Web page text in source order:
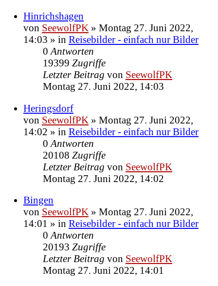
Hinrichshagen
von SeewolfPK » Montag 27. Juni 2022,
14:03 » in Reisebilder - einfach nur Bilder
0 Antworten
19399 Zugriffe
Letzter Beitrag von SeewolfPK
Montag 27. Juni 2022, 14:03
Heringsdorf
von SeewolfPK » Montag 27. Juni 2022,
14:02 » in Reisebilder - einfach nur Bilder
0 Antworten
20108 Zugriffe
Letzter Beitrag von SeewolfPK
Montag 27. Juni 2022, 14:02
Bingen
von SeewolfPK » Montag 27. Juni 2022,
14:01 » in Reisebilder - einfach nur Bilder
0 Antworten
20193 Zugriffe
Letzter Beitrag von SeewolfPK
Montag 27. Juni 2022, 14:01